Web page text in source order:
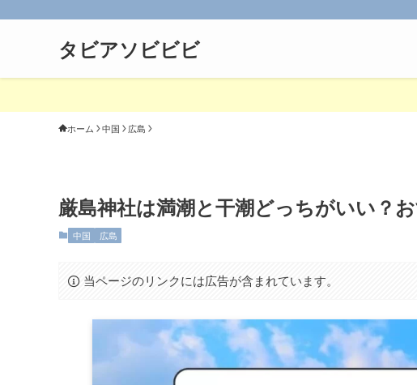
タビアソビビビ
ホーム 中国 広島
厳島神社は満潮と干潮どっちがいい？
中国 広島
当ページのリンクには広告が含まれています。